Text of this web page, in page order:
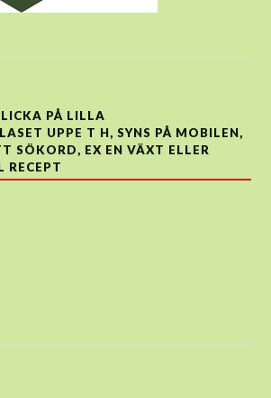
PÅ LILLA
UPPE T H, SYNS PÅ MOBILEN,
SÖKORD, EX EN VÄXT ELLER
RECEPT